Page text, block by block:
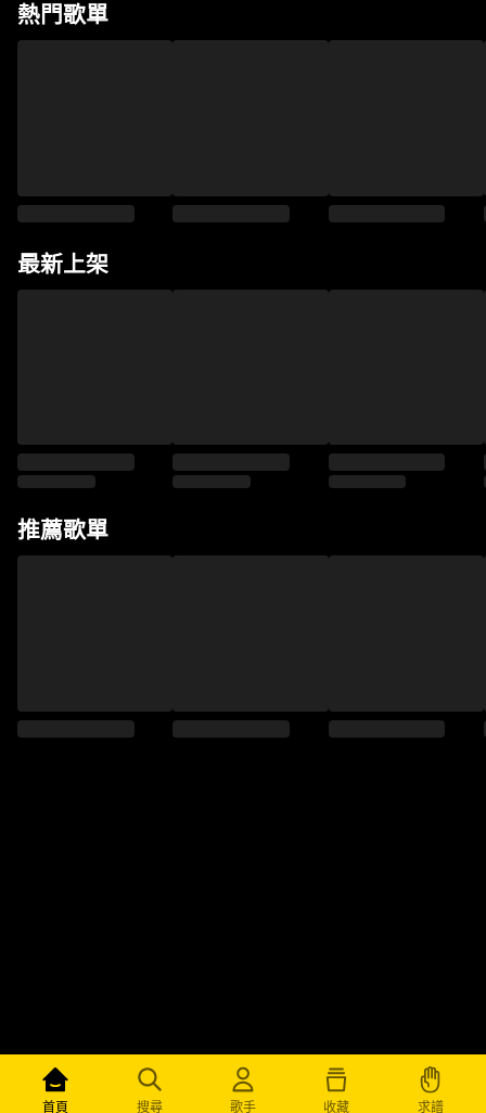
熱門歌單
最新上架
推薦歌單
首頁 搜尋 歌手 收藏 求譜